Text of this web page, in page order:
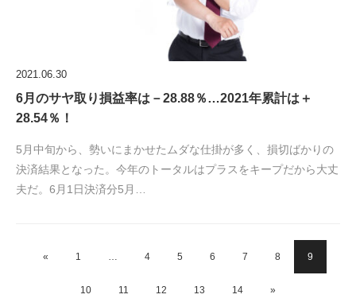
2021.06.30
6月のサヤ取り損益率は－28.88％…2021年累計は＋
28.54％！
5月中旬から、勢いにまかせたムダな仕掛が多く、損切ばかりの
決済結果となった。今年のトータルはプラスをキープだから大丈
夫だ。6月1日決済分5月…
« 1 … 4 5 6 7 8 9
10 11 12 13 14 »